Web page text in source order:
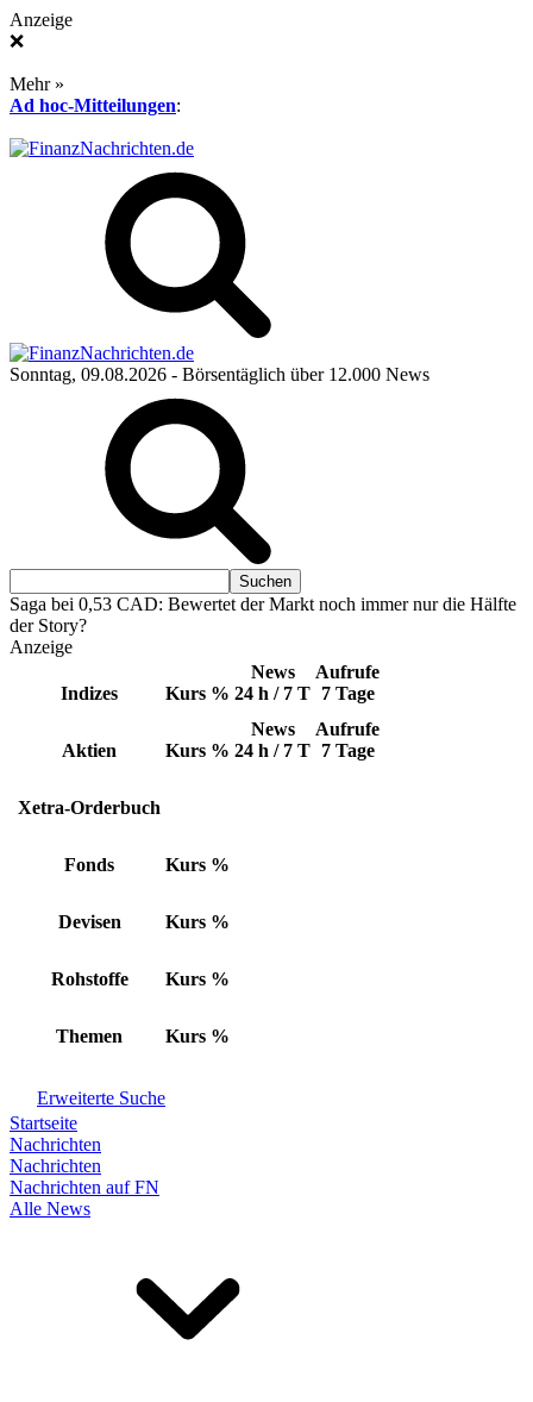
Anzeige
❌
Mehr »
Ad hoc-Mitteilungen:
Sonntag, 09.08.2026 - Börsentäglich über 12.000 News
Saga bei 0,53 CAD: Bewertet der Markt noch immer nur die Hälfte
der Story?
Anzeige
Indizes Kurs %
News
24 h / 7 T
Aufrufe
7 Tage
Aktien Kurs %
News
24 h / 7 T
Aufrufe
7 Tage
Xetra-Orderbuch
Fonds Kurs %
Devisen Kurs %
Rohstoffe Kurs %
Themen Kurs %
Erweiterte Suche
Startseite
Nachrichten
Nachrichten
Nachrichten auf FN
Alle News